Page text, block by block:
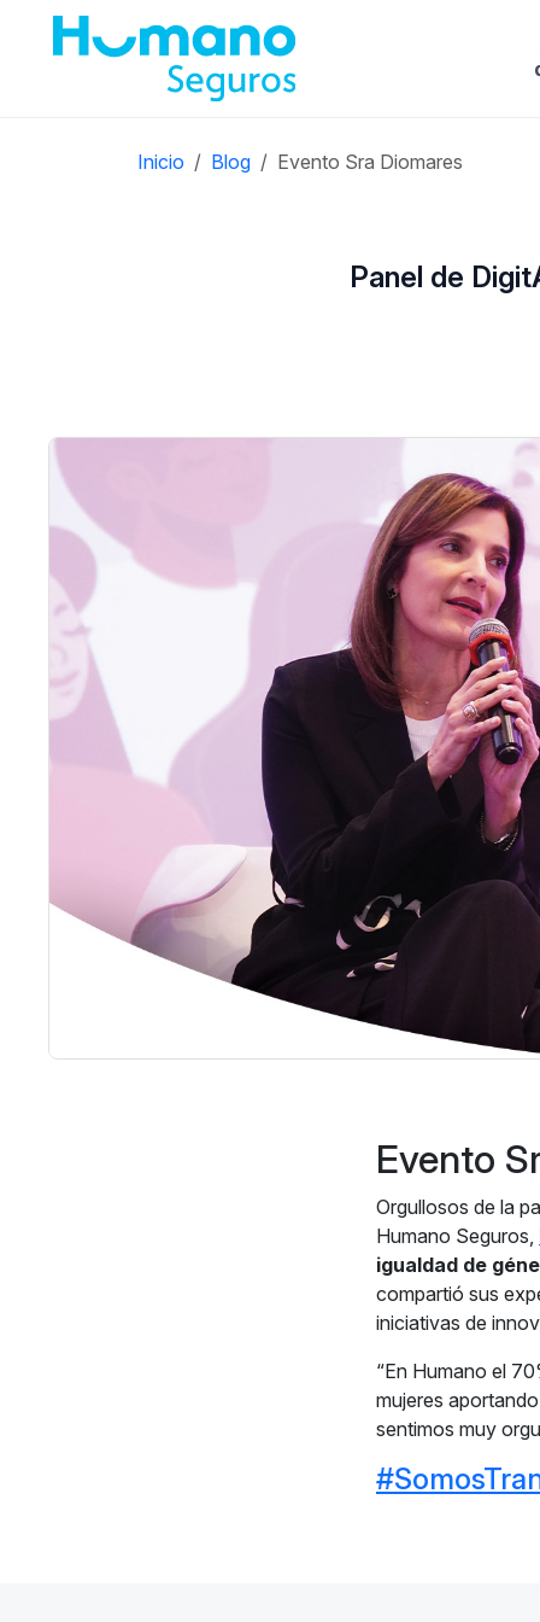
Inicio Blog Evento Sra Diomares
Panel de
Evento
Orgullosos de la
Humano Seguros,
igualdad de
compartió sus
iniciativas de
“En Humano el
mujeres
sentimos muy